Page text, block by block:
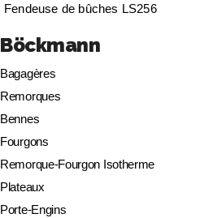
Fendeuse de bûches LS256
Böckmann
Bagagères
Remorques
Bennes
Fourgons
Remorque-Fourgon Isotherme
Plateaux
Porte-Engins